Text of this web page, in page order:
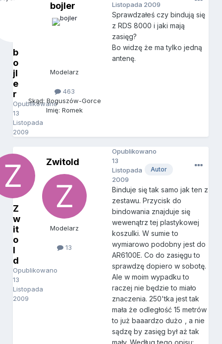
b
o
jl
e
r
Opublikowano
13
Listopada
2009
bojler
Modelarz
463
Skąd: Boguszów-Gorce
Imię: Romek
Listopada 2009
Sprawdzałeś czy bindują się
z RDS 8000 i jaki mają
zasięg?
Bo widzę że ma tylko jedną
antenę.
Z
w
it
o
l
d
Opublikowano
13
Listopada
2009
Zwitold
Modelarz
13
Autor
Opublikowano
13
Listopada
2009
Binduje się tak samo jak ten z
zestawu. Przycisk do
bindowania znajduje się
wewenątrz tej plastykowej
koszulki. W sumie to
wymiarowo podobny jest do
AR6100E. Co do zasięgu to
sprawdzę dopiero w sobotę.
Ale w moim wypadku to
raczej nie będzie to miało
znaczenia. 250'tka jest tak
mała że odległość 15 metrów
to już baaardzo dużo
, a nie
sądzę by zasięg był aż tak